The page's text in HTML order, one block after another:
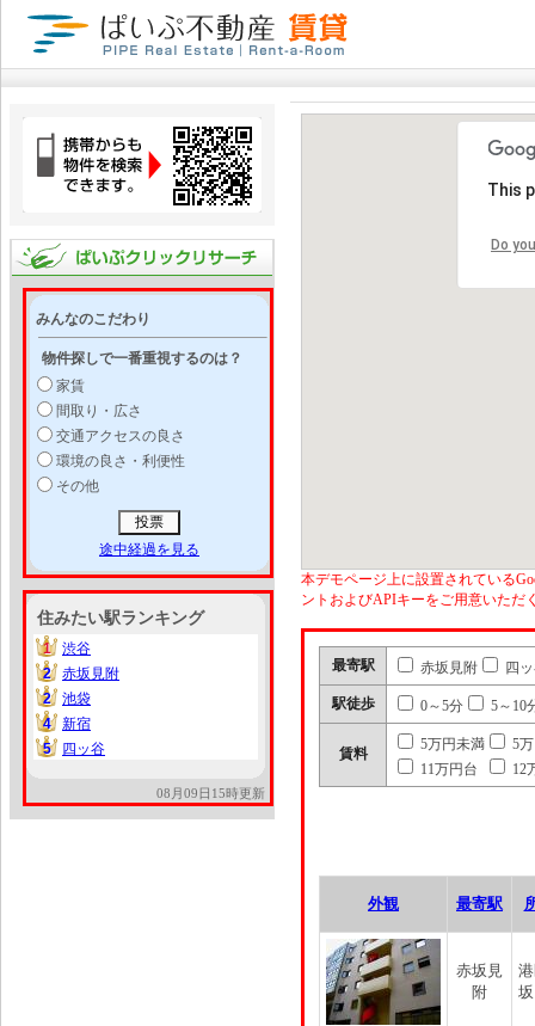
みんなのこだわり
物件探しで一番重視するのは？
家賃
間取り・広さ
交通アクセスの良さ
環境の良さ・利便性
その他
途中経過を見る
住みたい駅ランキング
1
1
渋谷
2
2
赤坂見附
2
2
池袋
4
4
新宿
5
5 四ッ谷
08月09日15時更新
This
Do
本デモページ上に設置されている
ントおよびAPIキーをご用意いただ
最寄駅 赤坂見附 四
駅徒歩 0～5分 5～10
賃料
5万円未満
5
11万円台
12
外観 最寄駅
赤坂見
附